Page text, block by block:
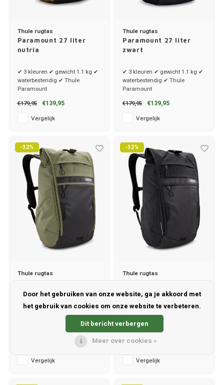
Thule rugtas
Paramount 27 liter
nutria
✔ 3 kleuren ✔ gewicht 1.1 kg ✔
waterbestendig ✔ Thule
Paramount
€179,95
€139,95
Vergelijk
Thule rugtas
Paramount 27 liter
zwart
✔ 3 kleuren ✔ gewicht 1.1 kg ✔
waterbestendig ✔ Thule
Paramount
€179,95
€139,95
Vergelijk
-32%
Thule rugtas
18 liter groen
✔ gewicht 1.05 kg ✔ 50% uit te
breiden ✔ Afmetingen: 30 x 24 x
Vergelijk
-32%
Thule rugtas
18 liter zwart
✔ gewicht 1.05 kg ✔ 50% uit te
breiden ✔ Afmetingen: 30 x 24 x
53 cm
€119,95 €81,95
Vergelijk
Door het gebruiken van onze website, ga je akkoord met
het gebruik van cookies om onze website te verbeteren.
Dit bericht verbergen
Meer over cookies »